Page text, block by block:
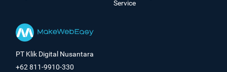
Service
PT Klik Digital Nusantara
+62 811-9910-330